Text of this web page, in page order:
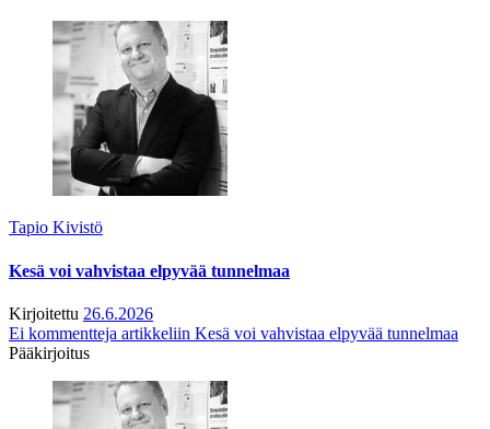
Tapio Kivistö
Kesä voi vahvistaa elpyvää tunnelmaa
Kirjoitettu 26.6.2026
Ei kommentteja artikkeliin Kesä voi vahvistaa elpyvää tunnelmaa
Pääkirjoitus